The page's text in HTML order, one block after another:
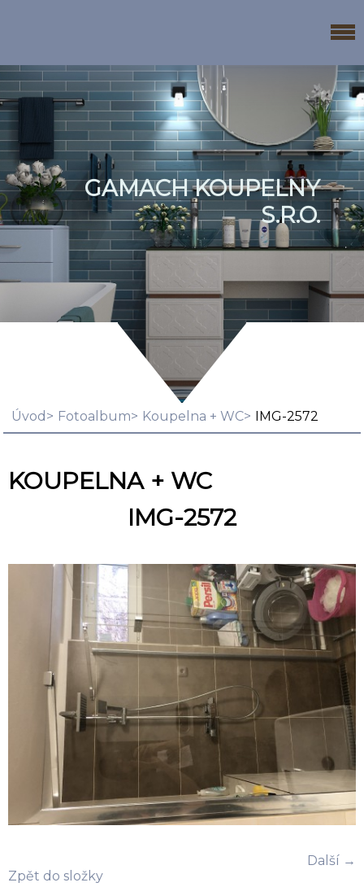
GAMACH KOUPELNY
S.R.O.
Úvod Fotoalbum Koupelna + WC IMG-2572
KOUPELNA + WC
IMG-2572
Další →
Zpět do složky